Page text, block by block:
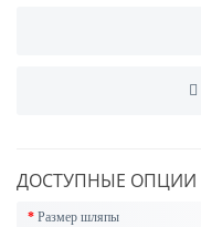
ДОСТУПНЫЕ ОПЦИИ
Размер шляпы